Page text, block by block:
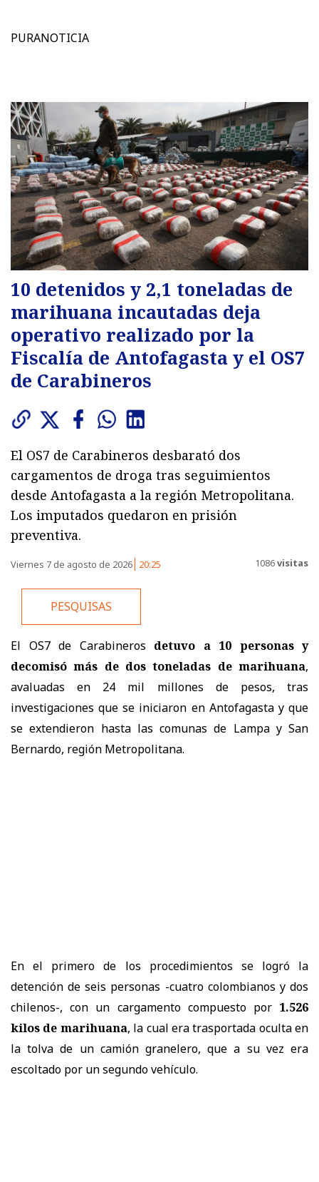
PURANOTICIA
10 detenidos y 2,1 toneladas de
marihuana incautadas deja
operativo realizado por la
Fiscalía de Antofagasta y el OS7
de Carabineros
El OS7 de Carabineros desbarató dos
cargamentos de droga tras seguimientos
desde Antofagasta a la región Metropolitana.
Los imputados quedaron en prisión
preventiva.
Viernes 7 de agosto de 2026 20:25 1086visitas
PESQUISAS
El OS7 de Carabineros detuvo a 10 personas y
decomisó más de dos toneladas de marihuana,
avaluadas en 24 mil millones de pesos, tras
investigaciones que se iniciaron en Antofagasta y que
se extendieron hasta las comunas de Lampa y San
Bernardo, región Metropolitana.
En el primero de los procedimientos se logró la
detención de seis personas -cuatro colombianos y dos
chilenos-, con un cargamento compuesto por 1.526
kilos de marihuana, la cual era trasportada oculta en
la tolva de un camión granelero, que a su vez era
escoltado por un segundo vehículo.